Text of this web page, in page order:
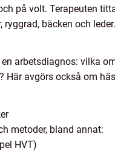
på volt. Terapeuten
bäcken och leder.
arbetsdiagnos: vilka
Här avgörs också om
metoder, bland annat:
HVT)